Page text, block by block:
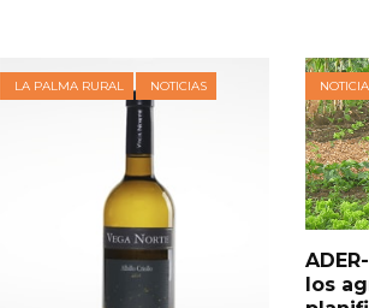
LA PALMA RURAL NOTICIAS
los